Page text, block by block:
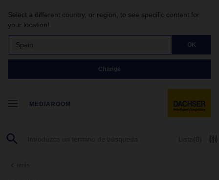
Select a different country, or region, to see specific content for
your location!
Spain OK
Change
MEDIAROOM
Lista (0)
atrás